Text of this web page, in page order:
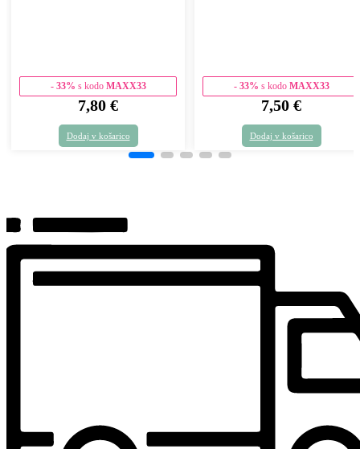
- 33% s kodo MAXX33
7,80 €
Dodaj v košarico
- 33% s kodo MAXX33
7,50 €
Dodaj v košarico